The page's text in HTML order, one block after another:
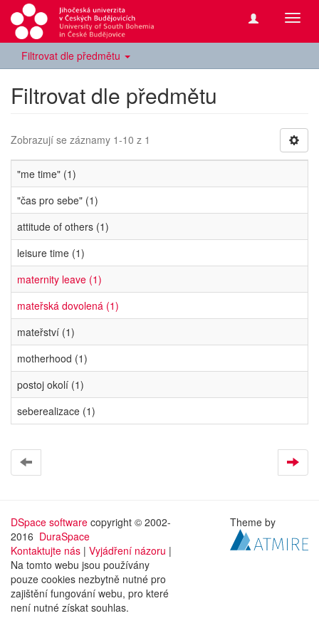
Filtrovat dle předmětu
Filtrovat dle předmětu
Zobrazují se záznamy 1-10 z 1
"me time" (1)
"čas pro sebe" (1)
attitude of others (1)
leisure time (1)
maternity leave (1)
mateřská dovolená (1)
mateřství (1)
motherhood (1)
postoj okolí (1)
seberealizace (1)
DSpace software copyright © 2002-
2016 DuraSpace
Kontaktujte nás | Vyjádření názoru |
Na tomto webu jsou používány
pouze cookies nezbytně nutné pro
zajištění fungování webu, pro které
není nutné získat souhlas.
Theme by